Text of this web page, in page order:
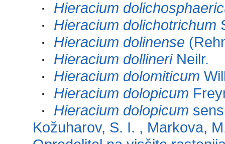
· Hieracium
· Hieracium dolichotrichum
· Hieracium dolinense
· Hieracium dollineriNeilr.
· Hieracium dolomiticum
· Hieracium dolopicum
· Hieracium dolopicum
Kožuharov, S. I. , Markova,